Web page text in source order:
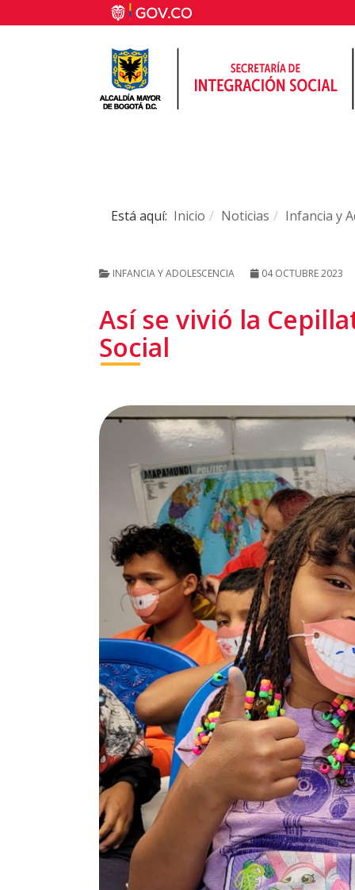
Está aquí: Inicio Noticias Infancia y
INFANCIA Y ADOLESCENCIA 04 OCTUBRE 2023
Así se vivió la
Social